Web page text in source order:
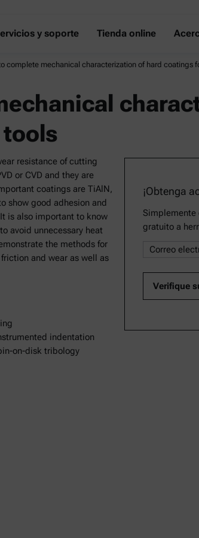
y soporte Tienda online
complete mechanical characterization of hard coatings
resistance of cutting
or CVD and they are
coatings are TiAlN,
show good adhesion and
is also important to know
avoid unnecessary heat
the methods for
and wear as well as
indentation
on-disk tribology
¡Obtenga
gratuito a